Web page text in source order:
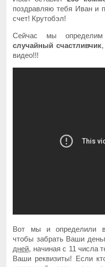
поздравляю тебя Иван и
счет! Крутобэл!
Сейчас мы
случайный счастливчик,
видео!!!
Вот мы и определили
чтобы забрать Ваши
дней, начиная с 11 числа
Ваши реквизиты! Если